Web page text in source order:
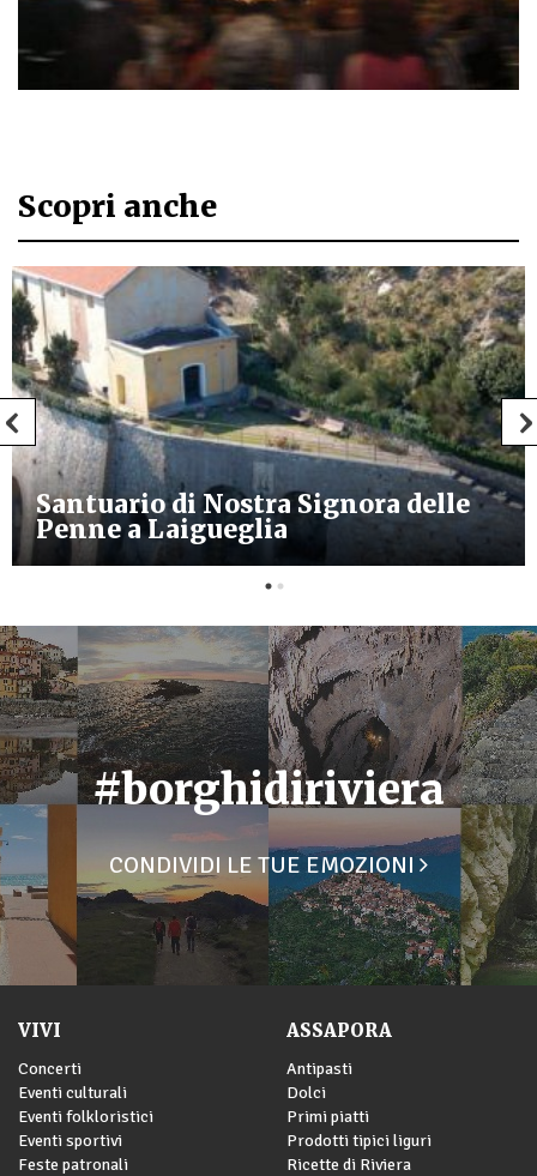
Scopri anche
Santuario di Nostra Signora delle
Penne a Laigueglia
#borghidiriviera
CONDIVIDI LE TUE EMOZIONI
VIVI
Concerti
Eventi culturali
Eventi folkloristici
Eventi sportivi
Feste patronali
ASSAPORA
Antipasti
Dolci
Primi piatti
Prodotti tipici liguri
Ricette di Riviera